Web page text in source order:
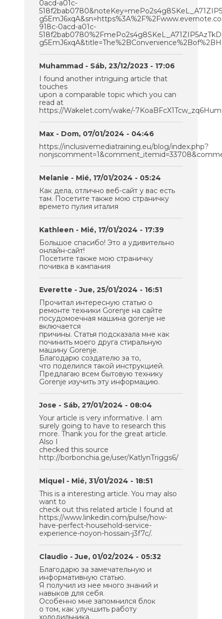
0acd-a01c-
918c-0acd-a01c-
Muhammad - Sáb, 23/12/2023 - 17:06
I found another intriguing article that
touches
upon a comparable topic which you can
read at
https://Wakelet.com/wake/-
Max - Dom, 07/01/2024 - 04:46
https://inclusivemediatraining.eu/blog/index.php?
Melanie - Mié, 17/01/2024 - 05:24
Как дела, отлично веб-сайт у вас есть
там. Посетите также мою страничку
времето пулия италия
Kathleen - Mié, 17/01/2024 - 17:39
Большое спасибо! Это а удивительно
онлайн-сайт!
Посетите также мою страничку
почивка в кампания
Everette - Jue, 25/01/2024 - 16:51
Прочитал интересную статью о
ремонте техники Gorenje на сайте
посудомоечная машина gorenje не
включается
причины. Статья подсказала мне как
починить моего друга стиральную
машину Gorenje.
Благодарю создателю за то,
что поделился такой инструкцией.
Предлагаю всем бытовую технику
Gorenje изучить эту информацию.
Jose - Sáb, 27/01/2024 - 08:04
Your article is very informative. I am
surely going to have to research this
more. Thank you for the great article.
Also I
checked this source
http://borbonchia.ge/user/KatlynTriggs6/
Miquel - Mié, 31/01/2024 - 18:51
This is a interesting article. You may also
want to
check out this related article I found at
https://www.linkedin.com/pulse/how-
have-perfect-household-service-
experience-noyon-hossain-j3f7c/.
Claudio - Jue, 01/02/2024 - 05:32
Благодарю за замечательную и
информативную статью.
Я получил из нее много знаний и
навыков для себя.
Особенно мне запомнился блок
о том, как улучшить работу
холодильника.